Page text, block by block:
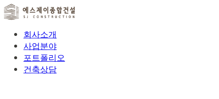
회사소개
사업분야
포트폴리오
건축상담